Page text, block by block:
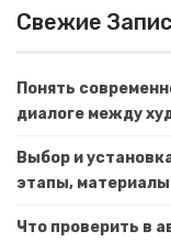
Свежие
Понять
диалоге между
Выбор и
этапы, материалы
Что проверить в